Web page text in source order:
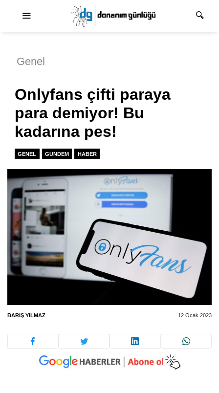
Genel
Onlyfans çifti paraya
para demiyor! Bu
kadarına pes!
GENEL GUNDEM HABER
BARIŞ YILMAZ 12 Ocak 2023